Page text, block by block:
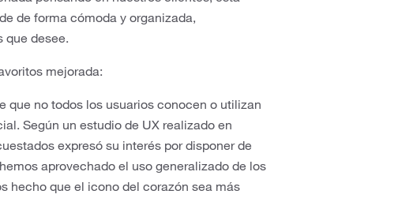
de forma cómoda y organizada,
que desee.
mejorada:
que no todos los usuarios conocen o utilizan
Según un estudio de UX realizado en
expresó su interés por disponer de
aprovechado el uso generalizado de los
hecho que el icono del corazón sea más